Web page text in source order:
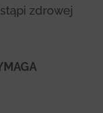
zdrowej